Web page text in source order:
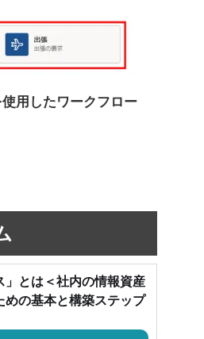
用したワークフロー
」とは＜社内の情報資産
めの基本と構築ステップ